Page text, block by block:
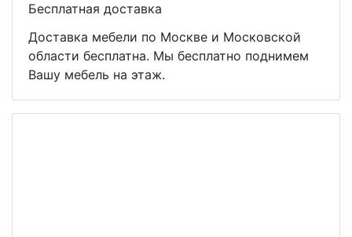
Бесплатная доставка
Доставка мебели по Москве и Московской
области бесплатна. Мы бесплатно поднимем
Вашу мебель на этаж.